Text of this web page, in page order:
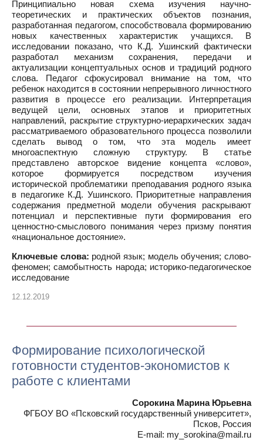
Принципиально новая схема изучения научно-
теоретических и практических объектов познания,
разработанная педагогом, способствовала формированию
новых качественных характеристик учащихся. В
исследовании показано, что К.Д. Ушинский фактически
разработал механизм сохранения, передачи и
актуализации концептуальных основ и традиций родного
слова. Педагог сфокусировал внимание на том, что
ребенок находится в состоянии непрерывного личностного
развития в процессе его реализации. Интерпретация
ведущей цели, основных этапов и приоритетных
направлений, раскрытие структурно-иерархических задач
рассматриваемого образовательного процесса позволили
сделать вывод о том, что эта модель имеет
многоаспектную сложную структуру. В статье
представлено авторское видение концепта «слово»,
которое формируется посредством изучения
исторической проблематики преподавания родного языка
в педагогике К.Д. Ушинского. Приоритетные направления
содержания предметной модели обучения раскрывают
потенциал и перспективные пути формирования его
ценностно-смыслового понимания через призму понятия
«национальное достояние».
Ключевые слова: родной язык; модель обучения; слово-
феномен; самобытность народа; историко-педагогическое
исследование
12.12.2019
Формирование психологической
готовности студентов-экономистов к
работе с клиентами
Сорокина Марина Юрьевна
ФГБОУ ВО «Псковский государственный университет»,
Псков, Россия
E-mail: my_sorokina@mail.ru